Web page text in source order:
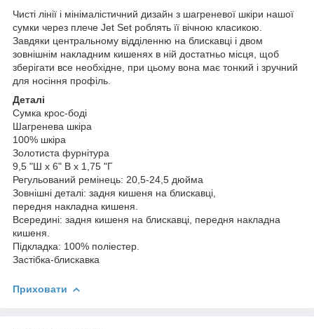
Чисті лінії і мінімалістичний дизайн з шагреневої шкіри нашої
сумки через плече Jet Set роблять її вічною класикою.
Завдяки центральному відділенню на блискавці і двом
зовнішнім накладним кишенях в ній достатньо місця, щоб
зберігати все необхідне, при цьому вона має тонкий і зручний
для носіння профіль.
Деталі
Сумка крос-боді
Шагренева шкіра
100% шкіра
Золотиста фурнітура
9,5 "Ш x 6" В x 1,75 "Г
Регульований ремінець: 20,5-24,5 дюйма
Зовнішні деталі: задня кишеня на блискавці,
передня накладна кишеня.
Всередині: задня кишеня на блискавці, передня накладна
кишеня.
Підкладка: 100% поліестер.
Застібка-блискавка
Приховати